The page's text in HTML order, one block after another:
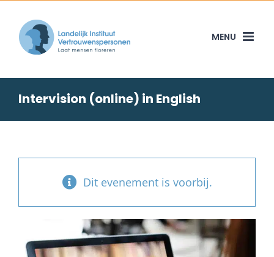
content
Intervision (online) in English
Dit evenement is voorbij.